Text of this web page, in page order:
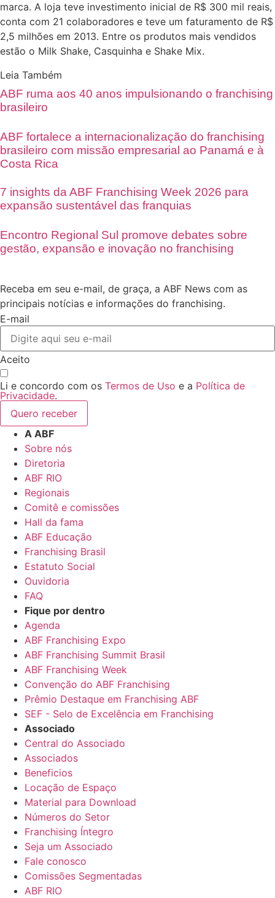
marca. A loja teve investimento inicial de R$ 300 mil reais,
conta com 21 colaboradores e teve um faturamento de R$
2,5 milhões em 2013. Entre os produtos mais vendidos
estão o Milk Shake, Casquinha e Shake Mix.
Leia Também
ABF ruma aos 40 anos impulsionando o franchising
brasileiro
ABF fortalece a internacionalização do franchising
brasileiro com missão empresarial ao Panamá e à
Costa Rica
7 insights da ABF Franchising Week 2026 para
expansão sustentável das franquias
Encontro Regional Sul promove debates sobre
gestão, expansão e inovação no franchising
Receba em seu e-mail, de graça, a ABF News com as
principais notícias e informações do franchising.
E-mail
Aceito
Li e concordo com os Termos de Uso e a Política de
Privacidade.
Quero receber
A ABF
Sobre nós
Diretoria
ABF RIO
Regionais
Comitê e comissões
Hall da fama
ABF Educação
Franchising Brasil
Estatuto Social
Ouvidoria
FAQ
Fique por dentro
Agenda
ABF Franchising Expo
ABF Franchising Summit Brasil
ABF Franchising Week
Convenção do ABF Franchising
Prêmio Destaque em Franchising ABF
SEF - Selo de Excelência em Franchising
Associado
Central do Associado
Associados
Beneficios
Locação de Espaço
Material para Download
Números do Setor
Franchising Íntegro
Seja um Associado
Fale conosco
Comissões Segmentadas
ABF RIO